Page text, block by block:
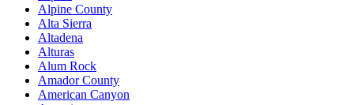
Alpine County
Alta Sierra
Altadena
Alturas
Alum Rock
Amador County
American Canyon